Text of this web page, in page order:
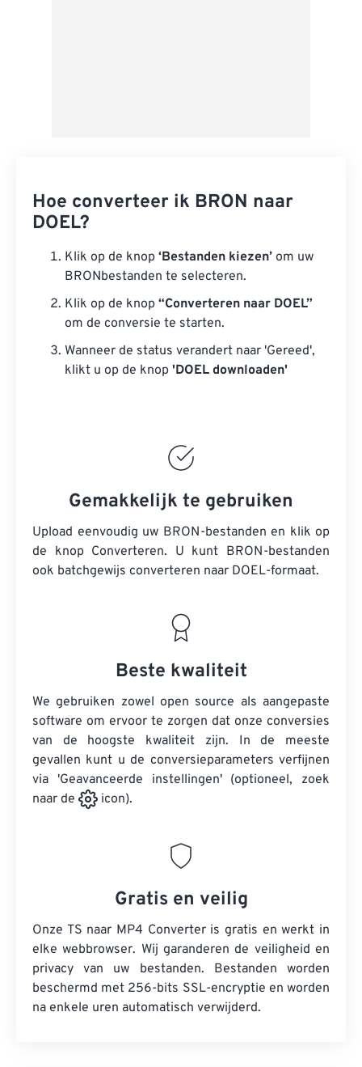
Hoe converteer ik BRON naar
DOEL?
Klik op de knop ‘Bestanden kiezen’ om uw
BRONbestanden te selecteren.
Klik op de knop “Converteren naar DOEL”
om de conversie te starten.
Wanneer de status verandert naar 'Gereed',
klikt u op de knop 'DOEL downloaden'
Gemakkelijk te gebruiken
Upload eenvoudig uw BRON-bestanden en klik op
de knop Converteren. U kunt BRON-bestanden
ook batchgewijs converteren naar DOEL-formaat.
Beste kwaliteit
We gebruiken zowel open source als aangepaste
software om ervoor te zorgen dat onze conversies
van de hoogste kwaliteit zijn. In de meeste
gevallen kunt u de conversieparameters verfijnen
via 'Geavanceerde instellingen' (optioneel, zoek
naar de
icon).
Gratis en veilig
Onze TS naar MP4 Converter is gratis en werkt in
elke webbrowser. Wij garanderen de veiligheid en
privacy van uw bestanden. Bestanden worden
beschermd met 256-bits SSL-encryptie en worden
na enkele uren automatisch verwijderd.